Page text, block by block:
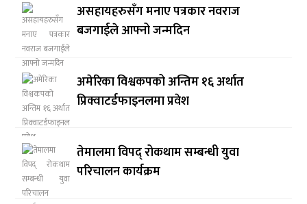
असहायहरुसँग मनाए पत्रकार नवराज
बजगाईले आफ्नो जन्मदिन
अमेरिका विश्वकपको अन्तिम १६ अर्थात
प्रिक्वाटर्डफाइनलमा प्रवेश
तेमालमा विपद् रोकथाम सम्बन्धी युवा
परिचालन कार्यक्रम